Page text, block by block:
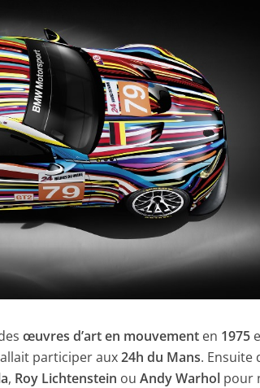
œuvres d’art en mouvement en 1975
participer aux24h du Mans. Ensuite
, Roy Lichtenstein ouAndy Warhol pour